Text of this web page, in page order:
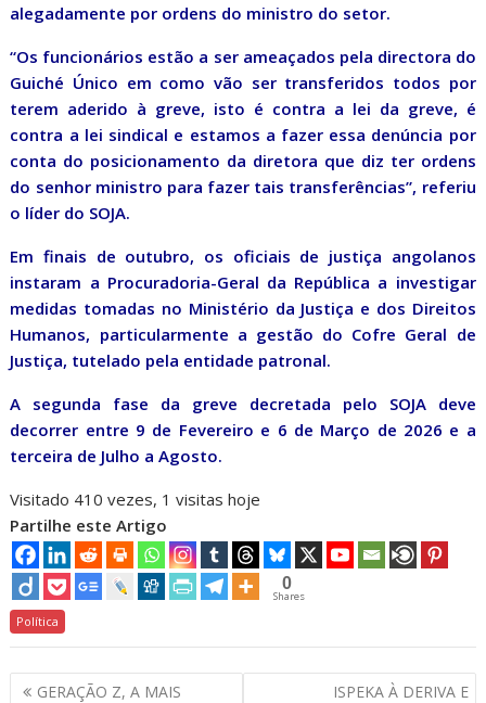
alegadamente por ordens do ministro do setor.
“Os funcionários estão a ser ameaçados pela directora do
Guiché Único em como vão ser transferidos todos por
terem aderido à greve, isto é contra a lei da greve, é
contra a lei sindical e estamos a fazer essa denúncia por
conta do posicionamento da diretora que diz ter ordens
do senhor ministro para fazer tais transferências”, referiu
o líder do SOJA.
Em finais de outubro, os oficiais de justiça angolanos
instaram a Procuradoria-Geral da República a investigar
medidas tomadas no Ministério da Justiça e dos Direitos
Humanos, particularmente a gestão do Cofre Geral de
Justiça, tutelado pela entidade patronal.
A segunda fase da greve decretada pelo SOJA deve
decorrer entre 9 de Fevereiro e 6 de Março de 2026 e a
terceira de Julho a Agosto.
Visitado 410 vezes, 1 visitas hoje
Partilhe este Artigo
0
Shares
Política
Navegação
GERAÇÃO Z, A MAIS ISPEKA À DERIVA E